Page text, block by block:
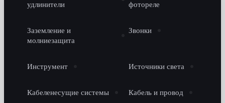
удлинители
фотореле
Заземление и
молниезащита
Звонки
Инструмент Источники света
Кабеленесущие системы Кабель и провод